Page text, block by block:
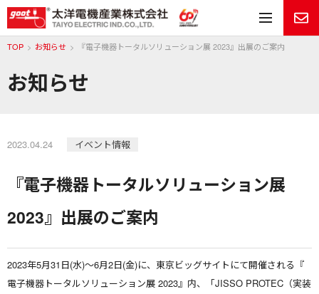
メ
お知らせ
TOP お知らせ 『電子機器トータルソリューション展 2023』出展のご案内
2023.04.24 イベント情報
『電子機器トータルソリューション展
2023』出展のご案内
2023年5月31日(水)～6月2日(金)に、東京ビッグサイトにて開催される『
電子機器トータルソリューション展 2023』内、「JISSO PROTEC（実装